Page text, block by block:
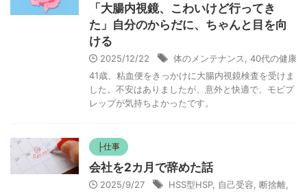
「大腸内視鏡、こわいけど行ってき
た」自分のからだに、ちゃんと目を向
ける
2025/12/22 体のメンテナンス
40代の健康
41歳、粘血便をきっかけに大腸内視鏡検査を受けま
した。不安はありましたが、意外と快適で、モビプ
レップが気持ちよかったです。
├仕事
会社を2カ月で辞めた話
2025/9/27 HSS型HSP, 自己受容 断捨離